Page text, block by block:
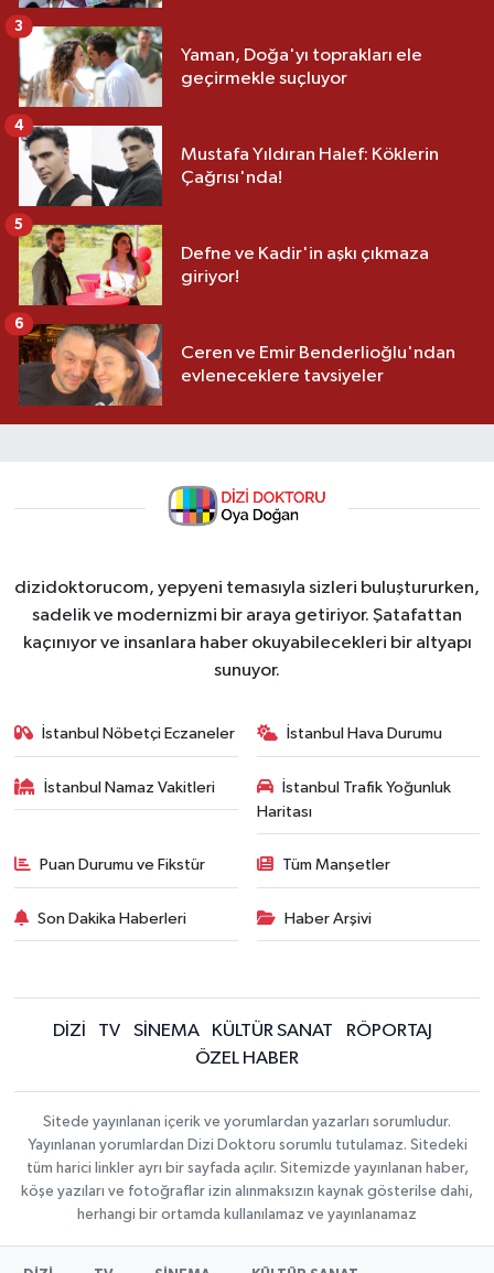
Yaman, Doğa'yı toprakları ele
geçirmekle suçluyor
3
Mustafa Yıldıran Halef: Köklerin
Çağrısı'nda!
4
Defne ve Kadir'in aşkı çıkmaza
giriyor!
5
Ceren ve Emir Benderlioğlu'ndan
evleneceklere tavsiyeler
6
dizidoktorucom, yepyeni temasıyla sizleri buluştururken,
sadelik ve modernizmi bir araya getiriyor. Şatafattan
kaçınıyor ve insanlara haber okuyabilecekleri bir altyapı
sunuyor.
İstanbul Nöbetçi Eczaneler İstanbul Hava Durumu
İstanbul Namaz Vakitleri
İstanbul Trafik Yoğunluk
Haritası
Puan Durumu ve Fikstür Tüm Manşetler
Son Dakika Haberleri Haber Arşivi
DİZİ TV SİNEMA KÜLTÜR SANAT
RÖPORTAJ
ÖZEL HABER
Sitede yayınlanan içerik ve yorumlardan yazarları sorumludur.
Yayınlanan yorumlardan Dizi Doktoru sorumlu tutulamaz. Sitedeki
tüm harici linkler ayrı bir sayfada açılır. Sitemizde yayınlanan haber,
köşe yazıları ve fotoğraflar izin alınmaksızın kaynak gösterilse dahi,
herhangi bir ortamda kullanılamaz ve yayınlanamaz